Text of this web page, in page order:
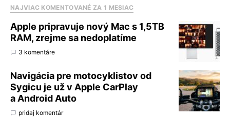
NAJVIAC KOMENTOVANÉ ZA 1 MESIAC
Apple pripravuje nový Mac s 1,5TB
RAM, zrejme sa nedoplatíme
3 komentáre
Navigácia pre motocyklistov od
Sygicu je už v Apple CarPlay
a Android Auto
pridaj komentár